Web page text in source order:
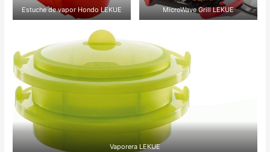
Estuche de vapor Hondo LEKUE MicroWave Grill LEKUE
Vaporera LEKUE